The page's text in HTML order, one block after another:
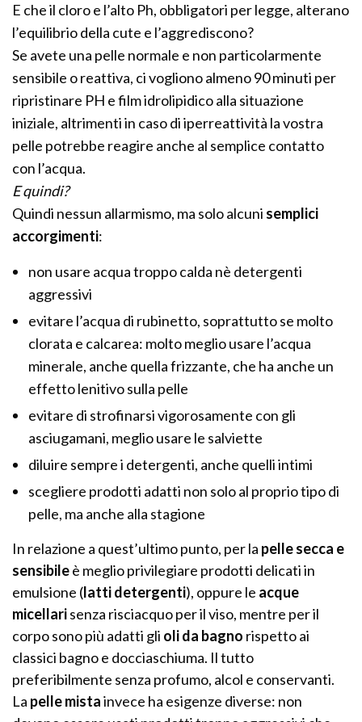
E che il cloro e l’alto Ph, obbligatori per legge, alterano
l’equilibrio della cute e l’aggrediscono?
Se avete una pelle normale e non particolarmente
sensibile o reattiva, ci vogliono almeno 90 minuti per
ripristinare PH e film idrolipidico alla situazione
iniziale, altrimenti in caso di iperreattività la vostra
pelle potrebbe reagire anche al semplice contatto
con l’acqua.
E quindi?
Quindi nessun allarmismo, ma solo alcuni semplici
accorgimenti:
non usare acqua troppo calda nè detergenti
aggressivi
evitare l’acqua di rubinetto, soprattutto se molto
clorata e calcarea: molto meglio usare l’acqua
minerale, anche quella frizzante, che ha anche un
effetto lenitivo sulla pelle
evitare di strofinarsi vigorosamente con gli
asciugamani, meglio usare le salviette
diluire sempre i detergenti, anche quelli intimi
scegliere prodotti adatti non solo al proprio tipo di
pelle, ma anche alla stagione
In relazione a quest’ultimo punto, per la pelle secca e
sensibileè meglio privilegiare prodotti delicati in
emulsione (latti detergenti), oppure le acque
micellarisenza risciacquo per il viso, mentre per il
corpo sono più adatti gli oli da bagno rispetto ai
classici bagno e docciaschiuma. Il tutto
preferibilmente senza profumo, alcol e conservanti.
La pelle mistainvece ha esigenze diverse: non